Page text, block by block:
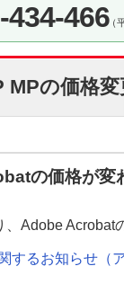
434-466（
の価格変
の価格が変
、Adobe Acrobat
するお知らせ（